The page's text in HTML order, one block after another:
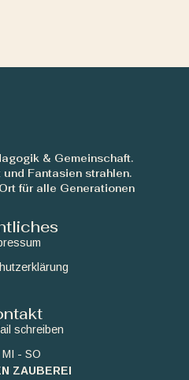
& Gemeinschaft.
Fantasien strahlen.
für alle Generationen
schreiben
MI - SO
ZAUBEREI